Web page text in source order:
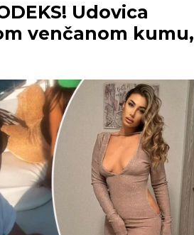
Udovica
venčanom kumu,